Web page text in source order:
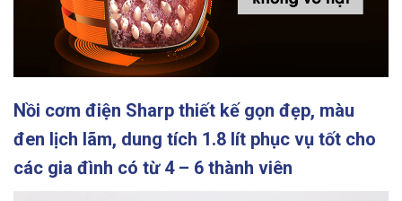
Nồi cơm điện Sharp thiết kế gọn đẹp, màu
đen lịch lãm, dung tích 1.8 lít phục vụ tốt cho
các gia đình có từ 4 – 6 thành viên